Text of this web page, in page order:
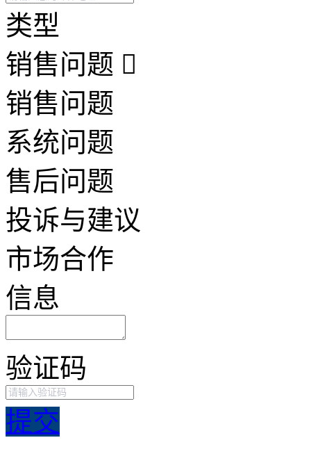
类型
销售问题
销售问题
系统问题
售后问题
投诉与建议
市场合作
信息
验证码
提交